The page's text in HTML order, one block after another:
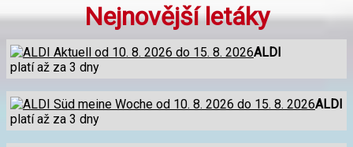
Nejnovější letáky
ALDI
platí až za 3 dny
ALDI
platí až za 3 dny